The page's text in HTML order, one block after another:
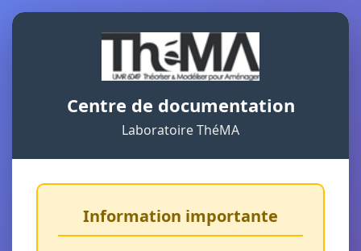
Centre de documentation
Laboratoire ThéMA
Information importante